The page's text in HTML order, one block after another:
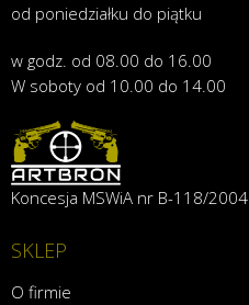
od poniedziałku do piątku
w godz. od 08.00 do 16.00
W soboty od 10.00 do 14.00
Koncesja MSWiA nr B-118/2004
SKLEP
O firmie